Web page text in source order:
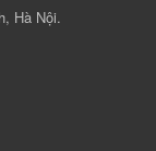
Hà Nội.